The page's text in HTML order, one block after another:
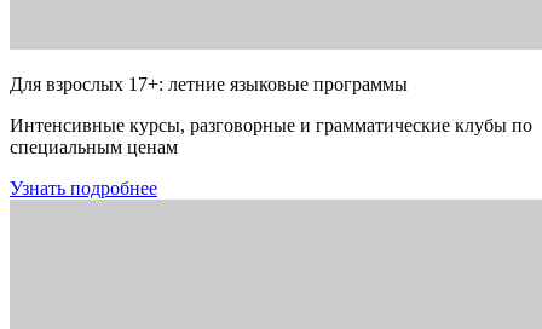
Для взрослых 17+: летние языковые программы
Интенсивные курсы, разговорные и грамматические клубы по
специальным ценам
Узнать подробнее